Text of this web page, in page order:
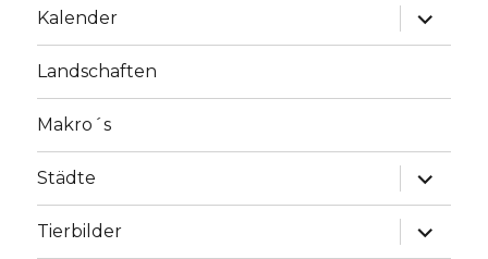
Kalender
Landschaften
Makro´s
Städte
Tierbilder